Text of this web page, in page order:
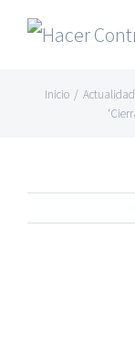
Skip
Inicio /